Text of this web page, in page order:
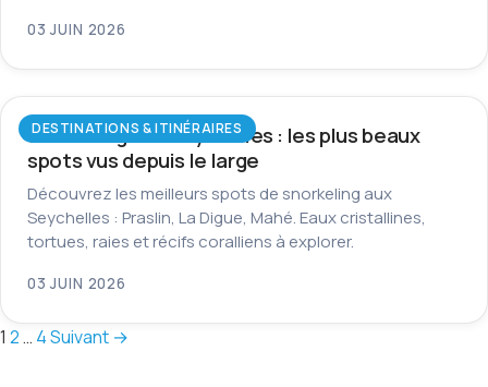
03 JUIN 2026
DESTINATIONS & ITINÉRAIRES
Snorkeling aux Seychelles : les plus beaux
spots vus depuis le large
Découvrez les meilleurs spots de snorkeling aux
Seychelles : Praslin, La Digue, Mahé. Eaux cristallines,
tortues, raies et récifs coralliens à explorer.
03 JUIN 2026
Pagination
1 2… 4Suivant →